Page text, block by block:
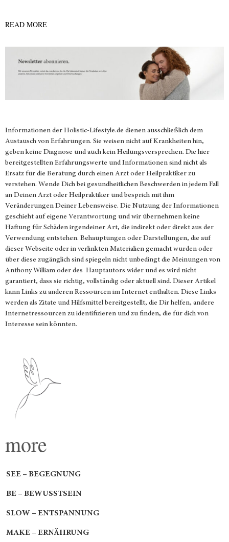
READ MORE
Informationen der Holistic-Lifestyle.de dienen ausschließlich dem
Austausch von Erfahrungen. Sie weisen nicht auf Krankheiten hin,
geben keine Diagnose und auch kein Heilungsversprechen. Die hier
bereitgestellten Erfahrungswerte und Informationen sind nicht als
Ersatz für die Beratung durch einen Arzt oder Heilpraktiker zu
verstehen. Wende Dich bei gesundheitlichen Beschwerden in jedem Fall
an Deinen Arzt oder Heilpraktiker und besprich mit ihm
Veränderungen Deiner Lebensweise. Die Nutzung der Informationen
geschieht auf eigene Verantwortung und wir übernehmen keine
Haftung für Schäden irgendeiner Art, die indirekt oder direkt aus der
Verwendung entstehen. Behauptungen oder Darstellungen, die auf
dieser Webseite oder in verlinkten Materialien gemacht wurden oder
über diese zugänglich sind spiegeln nicht unbedingt die Meinungen von
Anthony William oder des Hauptautors wider und es wird nicht
garantiert, dass sie richtig, vollständig oder aktuell sind. Dieser Artikel
kann Links zu anderen Ressourcen im Internet enthalten. Diese Links
werden als Zitate und Hilfsmittel bereitgestellt, die Dir helfen, andere
Internetressourcen zu identifizieren und zu finden, die für dich von
Interesse sein könnten.
more
SEE – BEGEGNUNG
BE – BEWUSSTSEIN
SLOW – ENTSPANNUNG
MAKE – ERNÄHRUNG